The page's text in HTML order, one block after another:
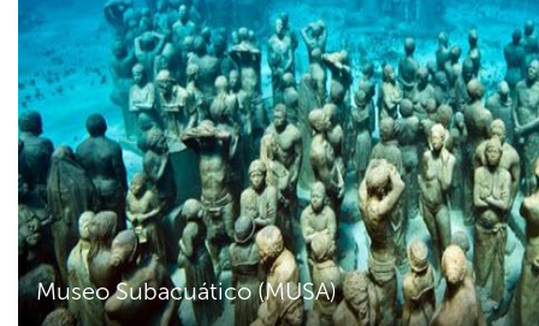
Museo Subacuático (MUSA)